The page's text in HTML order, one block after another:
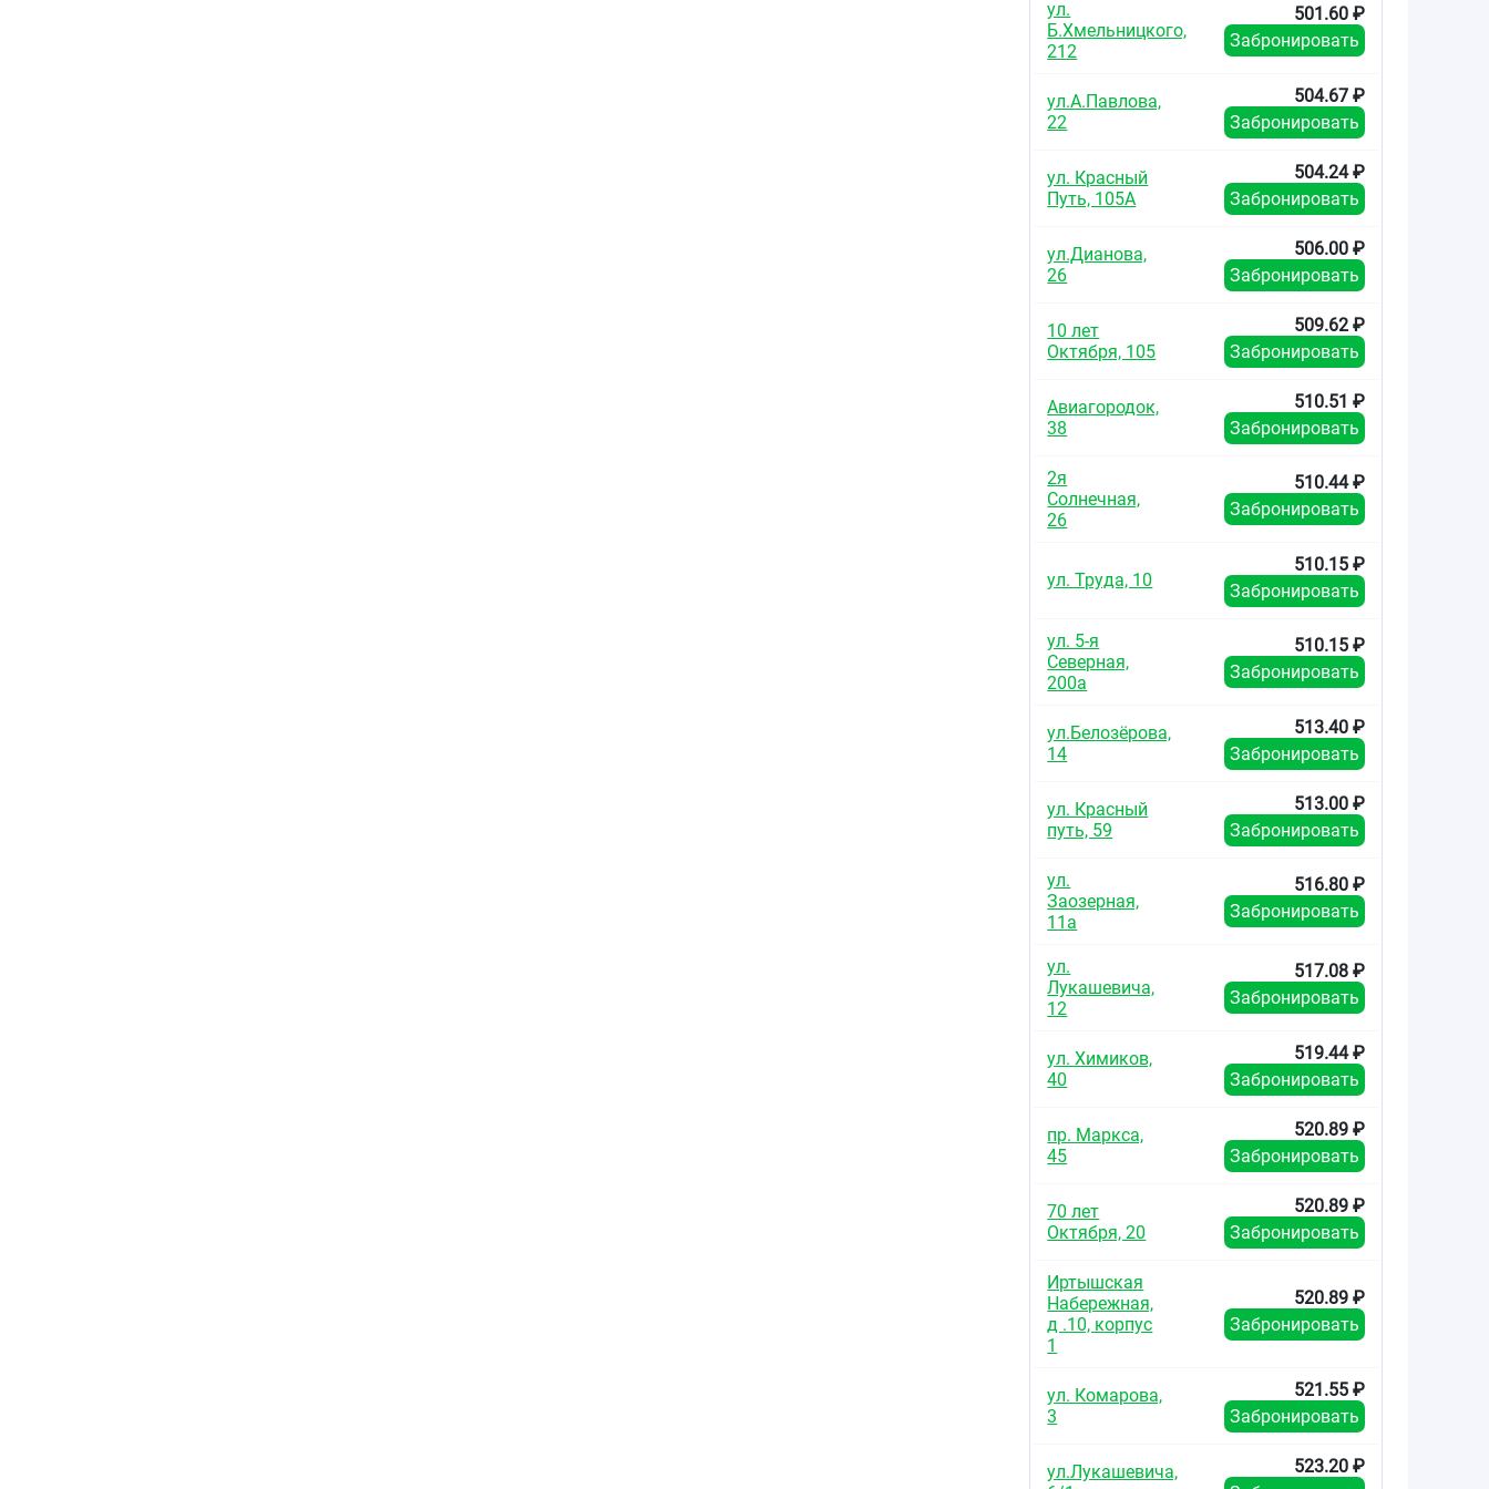
ул.
Б.Хмельницкого,
212
501.60 ₽
Забронировать
ул.А.Павлова,
22
504.67 ₽
Забронировать
ул. Красный
Путь, 105А
504.24 ₽
Забронировать
ул.Дианова,
26
506.00 ₽
Забронировать
10 лет
Октября, 105
509.62 ₽
Забронировать
Авиагородок,
38
510.51 ₽
Забронировать
2я
Солнечная,
26
510.44 ₽
Забронировать
ул. Труда, 10
510.15 ₽
Забронировать
ул. 5-я
Северная,
200а
510.15 ₽
Забронировать
ул.Белозёрова,
14
513.40 ₽
Забронировать
ул. Красный
путь, 59
513.00 ₽
Забронировать
ул.
Заозерная,
11а
516.80 ₽
Забронировать
ул.
Лукашевича,
12
517.08 ₽
Забронировать
ул. Химиков,
40
519.44 ₽
Забронировать
пр. Маркса,
45
520.89 ₽
Забронировать
70 лет
Октября, 20
520.89 ₽
Забронировать
Иртышская
Набережная,
д .10, корпус
1
520.89 ₽
Забронировать
ул. Комарова,
3
521.55 ₽
Забронировать
ул.Лукашевича,
523.20 ₽